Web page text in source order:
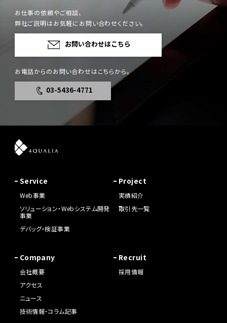
お仕事の依頼やご相談、
弊社ご説明はお気軽にお問い合わせください。
お問い合わせはこちら
お電話からのお問い合わせはこちらから。
03-5436-4771
Service
Web事業
ソリューション・Webシステム開発
事業
デバッグ・検証事業
Project
実績紹介
取引先一覧
Company
会社概要
アクセス
ニュース
技術情報・コラム記事
Recruit
採用情報